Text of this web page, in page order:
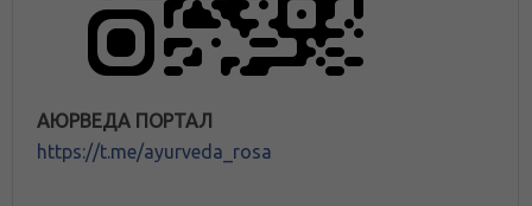
АЮРВЕДА ПОРТАЛ
https://t.me/ayurveda_rosa